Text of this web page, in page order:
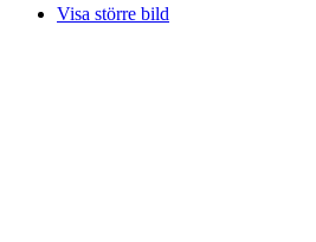
Visa större bild